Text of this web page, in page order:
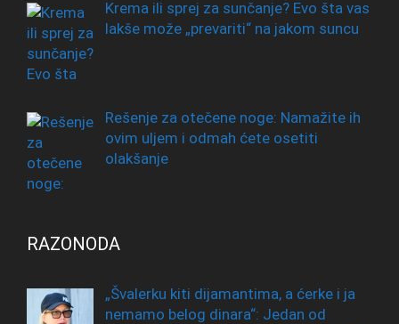
Krema ili sprej za sunčanje? Evo šta vas
lakše može „prevariti“ na jakom suncu
Rešenje za otečene noge: Namažite ih
ovim uljem i odmah ćete osetiti
olakšanje
RAZONODA
„Švalerku kiti dijamantima, a ćerke i ja
nemamo belog dinara“: Jedan od